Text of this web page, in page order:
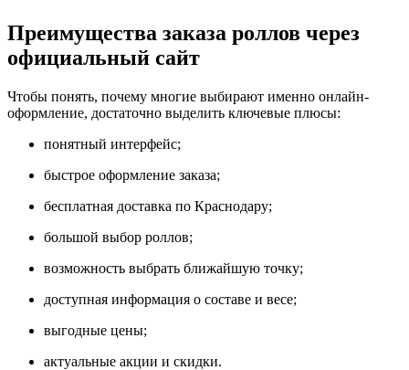
Преимущества заказа роллов через
официальный сайт
Чтобы понять, почему многие выбирают именно онлайн-
оформление, достаточно выделить ключевые плюсы:
понятный интерфейс;
быстрое оформление заказа;
бесплатная доставка по Краснодару;
большой выбор роллов;
возможность выбрать ближайшую точку;
доступная информация о составе и весе;
выгодные цены;
актуальные акции и скидки.